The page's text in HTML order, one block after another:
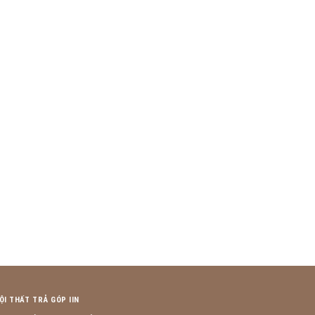
THẤT TRẢ GÓP IIN